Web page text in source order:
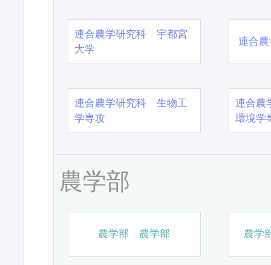
連合農学研究科 宇都宮
大学
連合
連合農学研究科 生物工
学専攻
連合農
環境学
農学部
農学部 農学部 農学